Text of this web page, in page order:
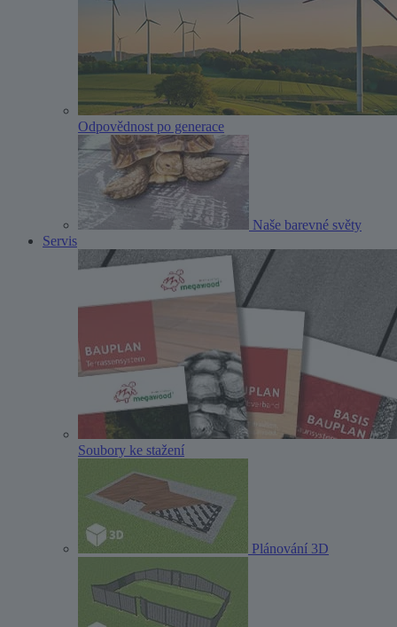
Odpovědnost po generace
Naše barevné světy
Servis
Soubory ke stažení
Plánování 3D